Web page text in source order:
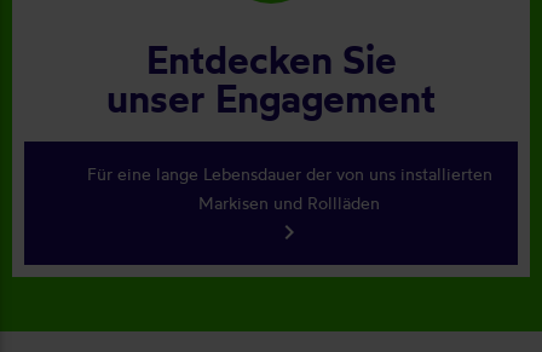
Entdecken Sie
unser Engagement
Für eine lange Lebensdauer der von uns installierten
Markisen und Rollläden
keyboard_arrow_right